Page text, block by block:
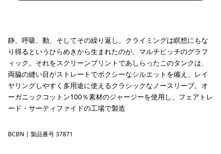
静、呼吸、動、そしてその繰り返し。クライミングは瞑想にもな
り得るというひらめきから生まれたのが、マルチピッチのグラフ
ィック。それをスクリーンプリントであしらったこのタンクは、
両脇の縫い目がストレートでボクシーなシルエットを備え、レイ
ヤリングしやすく多用途に使えるクラシックなノースリーブ。オ
ーガニックコットン100％素材のジャージーを使用し、フェアトレ
ード・サーティファイドの工場で製造
Bobcat Brown
BCBN | 製品番号 37871